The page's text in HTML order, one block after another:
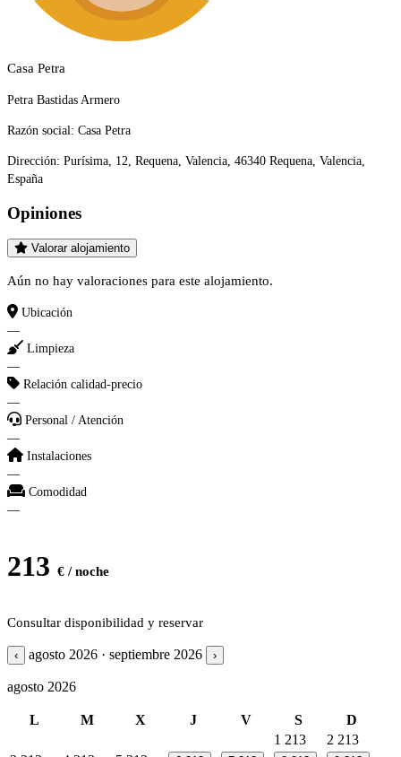
Casa Petra
Petra Bastidas Armero
Razón social: Casa Petra
Dirección: Purísima, 12, Requena, Valencia, 46340 Requena, Valencia,
España
Opiniones
Valorar alojamiento
Aún no hay valoraciones para este alojamiento.
Ubicación
—
Limpieza
—
Relación calidad-precio
—
Personal / Atención
—
Instalaciones
—
Comodidad
—
213 € / noche
Consultar disponibilidad y reservar
‹ agosto 2026 · septiembre 2026 ›
agosto 2026
L M X J V S
D
1 213 2 213